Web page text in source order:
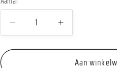
Aantal
Aantal
verlagen
voor
Aantal
verhogen
voor
EastAan